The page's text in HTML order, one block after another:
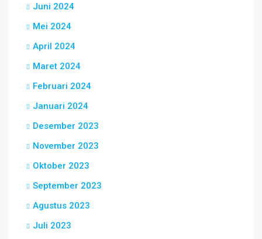
Juni 2024
Mei 2024
April 2024
Maret 2024
Februari 2024
Januari 2024
Desember 2023
November 2023
Oktober 2023
September 2023
Agustus 2023
Juli 2023